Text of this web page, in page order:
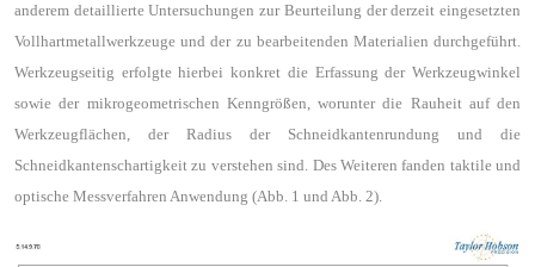
anderem detaillierte Untersuchungen zur Beurteilung der derzeit eingesetzten
Vollhartmetallwerkzeuge und der zu bearbeitenden Materialien durchgeführt.
Werkzeugseitig erfolgte hierbei konkret die Erfassung der Werkzeugwinkel
sowie der mikrogeometrischen Kenngrößen, worunter die Rauheit auf den
Werkzeugflächen, der Radius der Schneidkantenrundung und die
Schneidkantenschartigkeit zu verstehen sind. Des Weiteren fanden taktile und
optische Messverfahren Anwendung (Abb. 1 und Abb. 2).